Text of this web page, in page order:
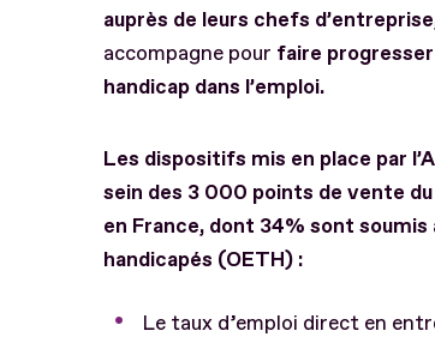
auprès de leurs chefs
accompagne pour faire
handicap dans l’emploi.
Les dispositifs mis en place par
sein des 3 000 points de vente
en France, dont 34% sont soumis
handicapés (OETH) :
Le taux d’emploi direct en